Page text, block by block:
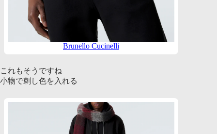
Brunello Cucinelli
これもそうですね
小物で刺し色を入れる